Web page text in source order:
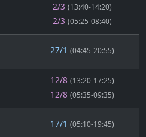
2/3 (13:40-14:20)
2/3 (05:25-08:40)
27/1 (04:45-20:55)
12/8 (13:20-17:25)
12/8 (05:35-09:35)
17/1 (05:10-19:45)